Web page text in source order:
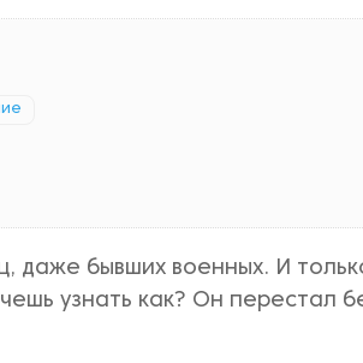
даже бывших военных. И
узнать как? Он перестал